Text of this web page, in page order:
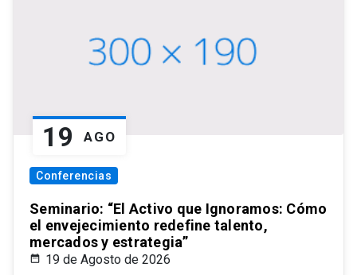
19 AGO
Conferencias
Seminario: “El Activo que Ignoramos: Cómo
el envejecimiento redefine talento,
mercados y estrategia”
19 de Agosto de 2026